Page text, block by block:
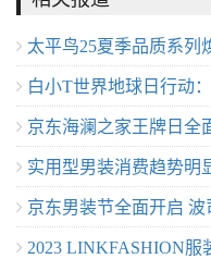
太平鸟25夏季品质系列
质感格调
白小T世界地球日行动
京东海澜之家王牌日全
300减40
实用型男装消费趋势明
京东同比增长100%
京东男装节全面开启
牌全网超低价
2023 LINKFASHION服